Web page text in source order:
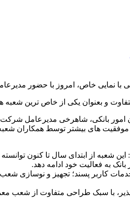
نمایی خاص، امروز با حضور
و بعنوان یکی از خاص ترین شعبه
بانکی، شاهرخی مدیرعامل شرکت
موفقیت های بیشتر توسط همکاران
شعبه از ابتدای سال تا کنون
بانک به فعالیت خود ادامه دهد.
کاربر پسند؛ تجهیز و نوسازی
با سبک طراحی متفاوت از